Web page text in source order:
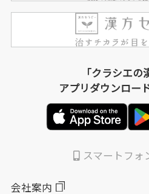
「クラシエの
アプリダウンロー
スマートフォ
会社案内